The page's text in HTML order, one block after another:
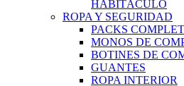
HABITÁCULO
ROPA Y SEGURIDAD
PACKS
MONOS DE
BOTINES DE
GUANTES
ROPA INTERIOR